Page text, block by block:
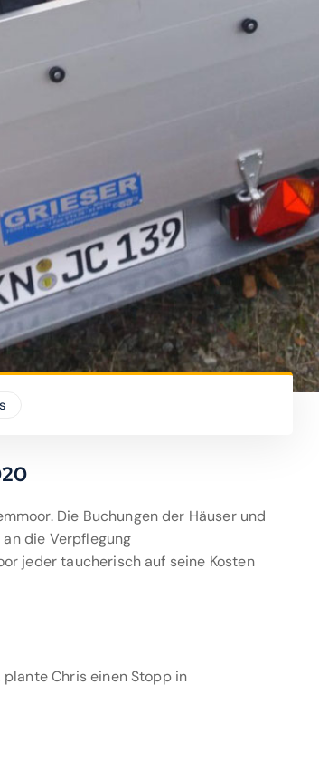
Die Buchungen der Häuser und
die Verpflegung
jeder taucherisch auf seine Kosten
Chris einen Stopp in